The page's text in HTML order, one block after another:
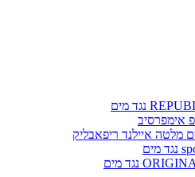
אימפרסיב
מלטה איילנד ריפאבליק